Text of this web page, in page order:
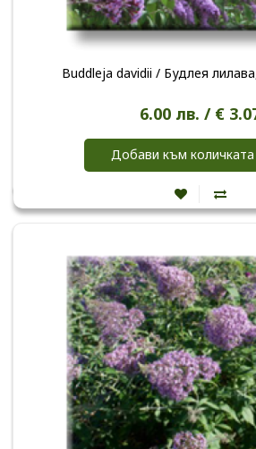
Buddleja davidii / Будлея
6.00 лв. / €
Добави към количката